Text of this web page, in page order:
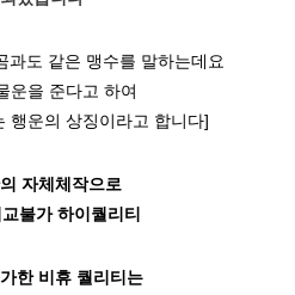
과도 같은 맹수를 말하는데요
운을 준다고 하여
행운의 상징이라고 합니다]
자체체작으로
불가 하이퀄리티
한 비휴 퀄리티 는